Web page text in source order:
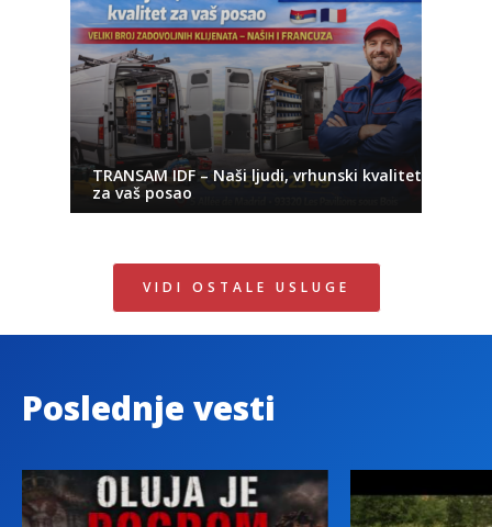
TRANSAM IDF – Naši ljudi, vrhunski kvalitet
za vaš posao
VIDI OSTALE USLUGE
Poslednje vesti